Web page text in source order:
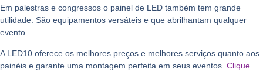
Em palestras e congressos o painel de LED também tem grande
utilidade. São equipamentos versáteis e que abrilhantam qualquer
evento.
A LED10 oferece os melhores preços e melhores serviços quanto aos
painéis e garante uma montagem perfeita em seus eventos Clique